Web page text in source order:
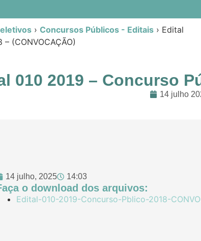
› Concursos Públicos - Editais › Edital
(CONVOCAÇÃO)
010 2019 – Concurso
14 julho
14 julho, 2025 14:03
o download dos arquivos:
Edital-010-2019-Concurso-Pblico-2018-